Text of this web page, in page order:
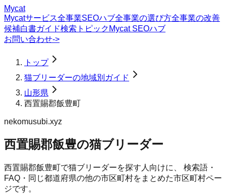
Mycat
Mycatサービス全事業SEOハブ全事業の選び方全事業の改善
候補白書ガイド検索トピック Mycat SEOハブ
お問い合わせ->
トップ
猫ブリーダーの地域別ガイド
山形県
西置賜郡飯豊町
nekomusubi.xyz
西置賜郡飯豊の猫ブリーダー
西置賜郡飯豊町で猫ブリーダーを探す人向けに、 検索語・
FAQ・同じ都道府県の他の市区町村をまとめた市区町村ペー
ジです。